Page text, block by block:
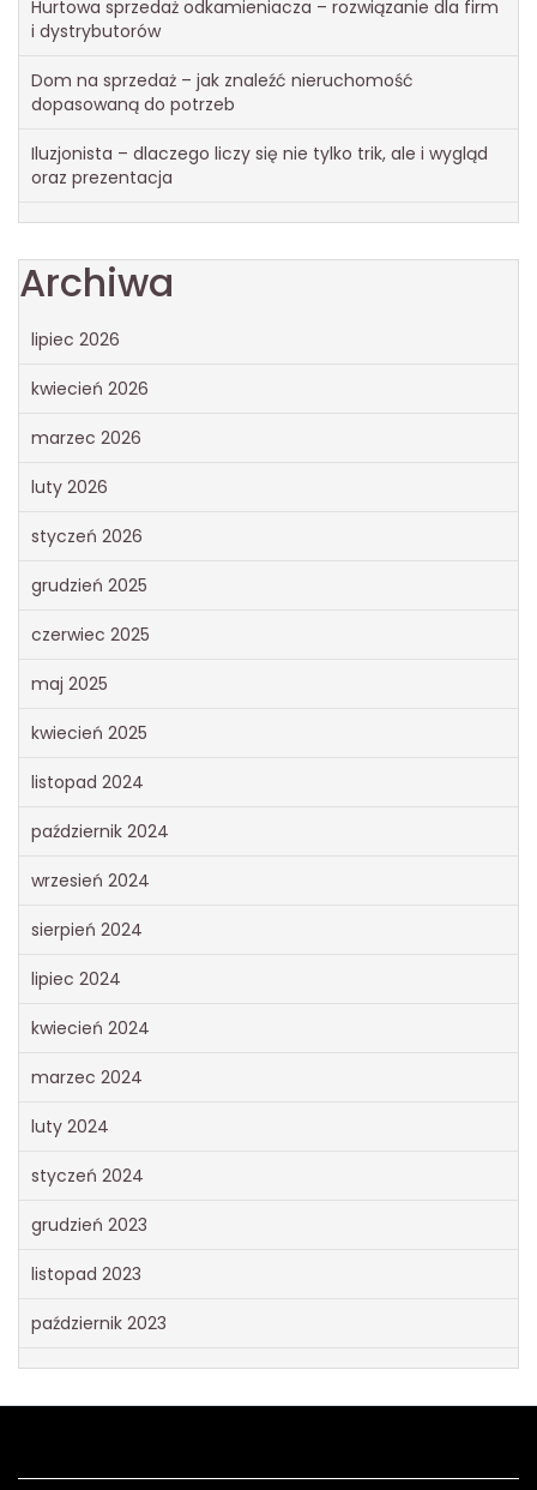
Hurtowa sprzedaż odkamieniacza – rozwiązanie dla firm
i dystrybutorów
Dom na sprzedaż – jak znaleźć nieruchomość
dopasowaną do potrzeb
Iluzjonista – dlaczego liczy się nie tylko trik, ale i wygląd
oraz prezentacja
Archiwa
lipiec 2026
kwiecień 2026
marzec 2026
luty 2026
styczeń 2026
grudzień 2025
czerwiec 2025
maj 2025
kwiecień 2025
listopad 2024
październik 2024
wrzesień 2024
sierpień 2024
lipiec 2024
kwiecień 2024
marzec 2024
luty 2024
styczeń 2024
grudzień 2023
listopad 2023
październik 2023